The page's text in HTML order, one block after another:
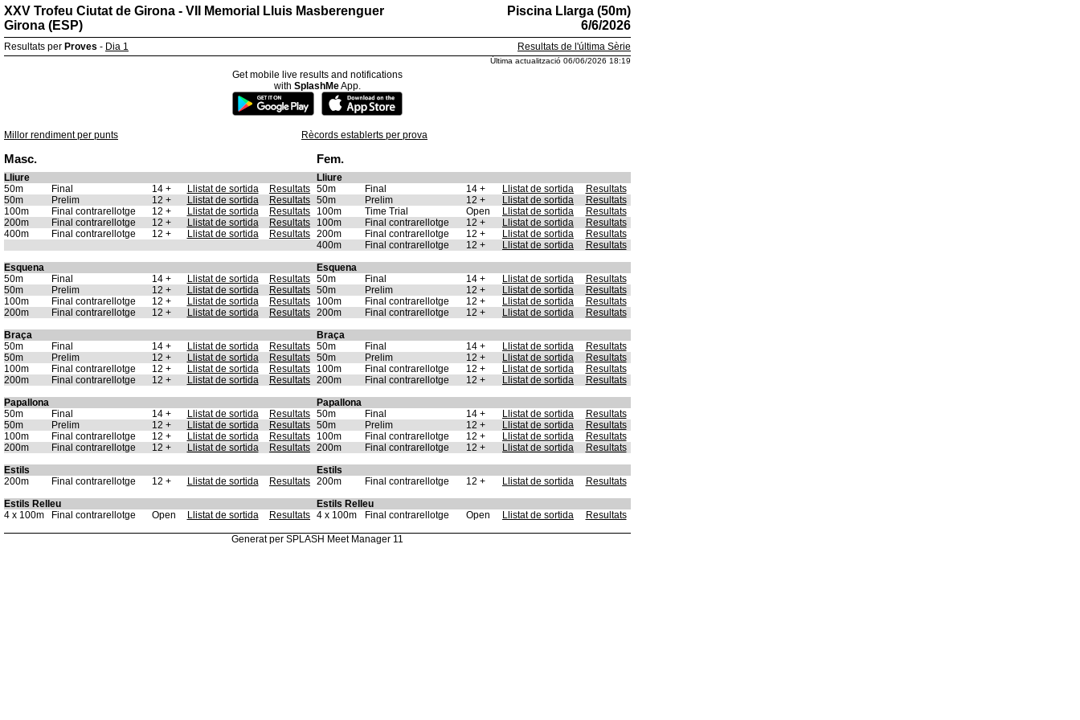
XXV Trofeu Ciutat de Girona - VII Memorial Lluis Masberenguer
Piscina Llarga (50m)
Girona (ESP)
6/6/2026
Resultats per Proves - Dia 1 Resultats de l'última Sèrie
Última actualització 06/06/2026 18:19
Get mobile live results and notifications
with SplashMeApp.
Millor rendiment per punts Rècords establerts per prova
Masc. Fem.
Lliure
Lliure
50m
Final 14 + Llistat de sortida Resultats 50m Final 14 + Llistat de sortida
Resultats
50m
Prelim 12 + Llistat de sortida Resultats 50m Prelim 12 + Llistat de sortida
Resultats
100m
Final contrarellotge 12 + Llistat de sortida Resultats 100m Time Trial Open Llistat de sortida
Resultats
200m
Final contrarellotge 12 + Llistat de sortida Resultats 100m Final contrarellotge 12 + Llistat de sortida
Resultats
400m
Final contrarellotge 12 + Llistat de sortida Resultats 200m Final contrarellotge 12 + Llistat de sortida
Resultats
400m
Final contrarellotge 12 + Llistat de sortida
Resultats
Esquena
Esquena
50m
Final 14 + Llistat de sortida Resultats 50m Final 14 + Llistat de sortida
Resultats
50m
Prelim 12 + Llistat de sortida Resultats 50m Prelim 12 + Llistat de sortida
Resultats
100m
Final contrarellotge 12 + Llistat de sortida Resultats 100m Final contrarellotge 12 + Llistat de sortida
Resultats
200m
Final contrarellotge 12 + Llistat de sortida Resultats 200m Final contrarellotge 12 + Llistat de sortida
Resultats
Braça
Braça
50m
Final 14 + Llistat de sortida Resultats 50m Final 14 + Llistat de sortida
Resultats
50m
Prelim 12 + Llistat de sortida Resultats 50m Prelim 12 + Llistat de sortida
Resultats
100m
Final contrarellotge 12 + Llistat de sortida Resultats 100m Final contrarellotge 12 + Llistat de sortida
Resultats
200m
Final contrarellotge 12 + Llistat de sortida Resultats 200m Final contrarellotge 12 + Llistat de sortida
Resultats
Papallona
Papallona
50m
Final 14 + Llistat de sortida Resultats 50m Final 14 + Llistat de sortida
Resultats
50m
Prelim 12 + Llistat de sortida Resultats 50m Prelim 12 + Llistat de sortida
Resultats
100m
Final contrarellotge 12 + Llistat de sortida Resultats 100m Final contrarellotge 12 + Llistat de sortida
Resultats
200m
Final contrarellotge 12 + Llistat de sortida Resultats 200m Final contrarellotge 12 + Llistat de sortida
Resultats
Estils
Estils
200m
Final contrarellotge 12 + Llistat de sortida Resultats 200m Final contrarellotge 12 + Llistat de sortida
Resultats
Estils Relleu
Estils Relleu
4 x 100m
Final contrarellotge Open Llistat de sortida Resultats 4 x 100m Final contrarellotge Open Llistat de sortida Resultats
Generat per SPLASH Meet Manager 11